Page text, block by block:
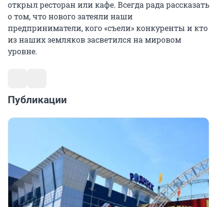
открыл ресторан или кафе. Всегда рада рассказать
о том, что нового затеяли наши
предприниматели, кого «съели» конкуренты и кто
из наших земляков засветился на мировом
уровне.
Публикации